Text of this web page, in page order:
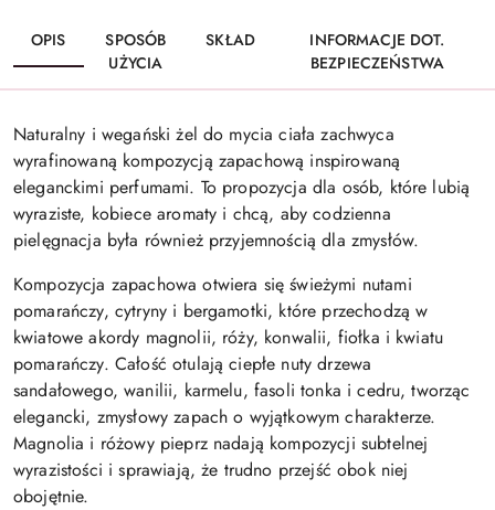
OPIS
SPOSÓB
UŻYCIA
SKŁAD
INFORMACJE DOT.
BEZPIECZEŃSTWA
Naturalny i wegański żel do mycia ciała zachwyca
wyrafinowaną kompozycją zapachową inspirowaną
eleganckimi perfumami. To propozycja dla osób, które lubią
wyraziste, kobiece aromaty i chcą, aby codzienna
pielęgnacja była również przyjemnością dla zmysłów.
Kompozycja zapachowa otwiera się świeżymi nutami
pomarańczy, cytryny i bergamotki, które przechodzą w
kwiatowe akordy magnolii, róży, konwalii, fiołka i kwiatu
pomarańczy. Całość otulają ciepłe nuty drzewa
sandałowego, wanilii, karmelu, fasoli tonka i cedru, tworząc
elegancki, zmysłowy zapach o wyjątkowym charakterze.
Magnolia i różowy pieprz nadają kompozycji subtelnej
wyrazistości i sprawiają, że trudno przejść obok niej
obojętnie.